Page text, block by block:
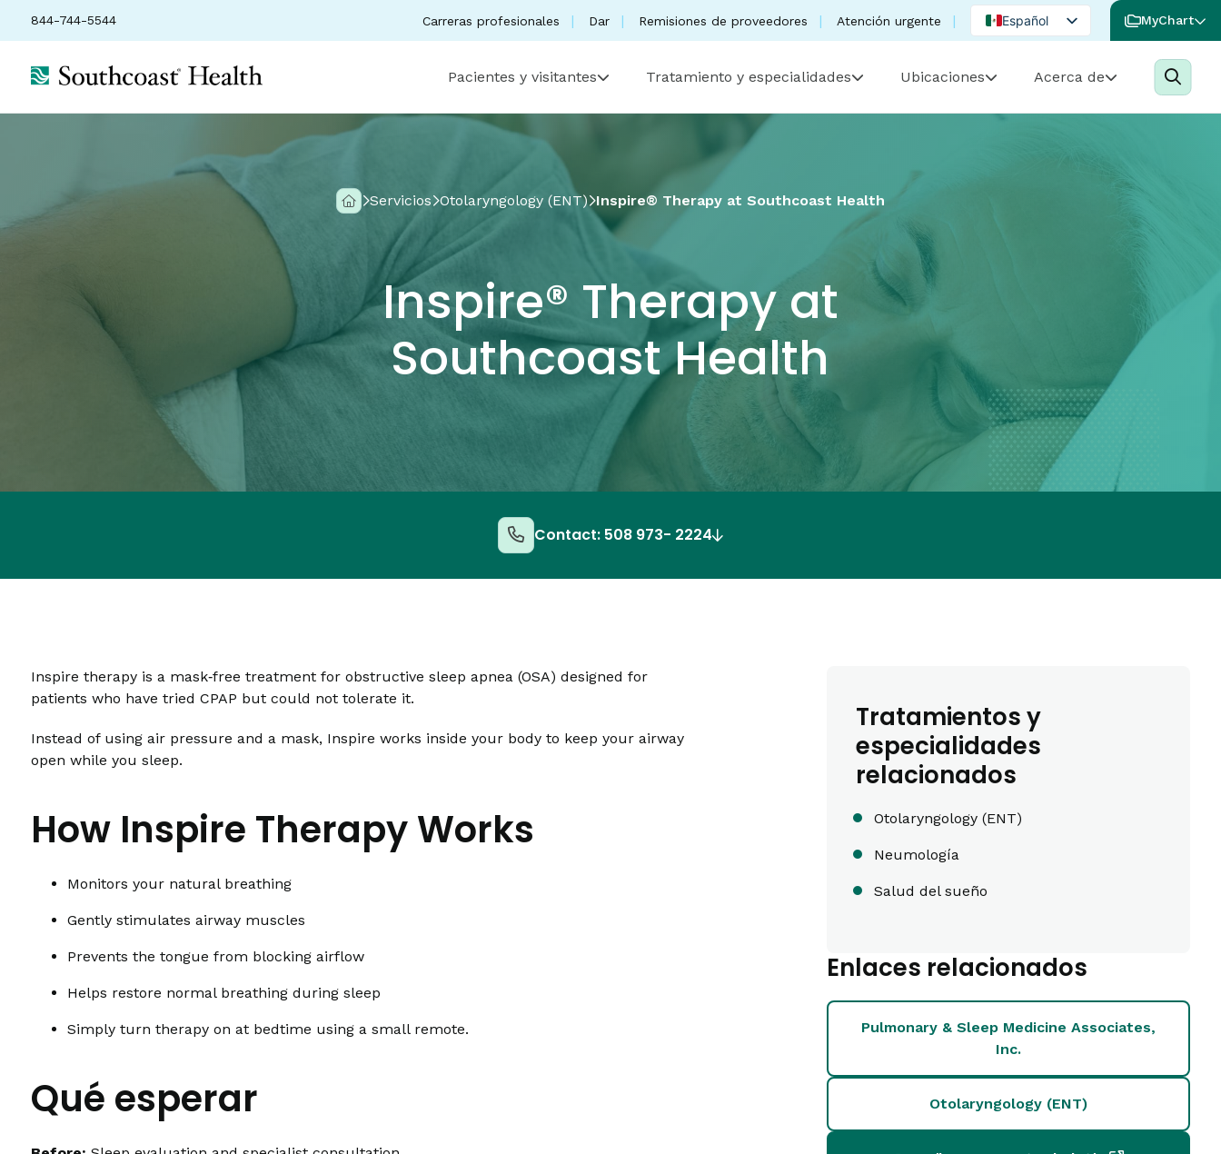
844-744-5544 Carreras profesionales Dar Remisiones de proveedores Atención urgente
Español
Portuguese
MyChart
Pacientes y visitantes Tratamiento y especialidades Ubicaciones Acerca de
Servicios Otolaryngology (ENT) Inspire® Therapy at Southcoast Health
Inspire® Therapy at
Southcoast Health
Contact: 508 973- 2224
Inspire therapy is a mask‑free treatment for obstructive sleep apnea (OSA) designed for
patients who have tried CPAP but could not tolerate it.
Instead of using air pressure and a mask, Inspire works inside your body to keep your airway
open while you sleep.
How Inspire Therapy Works
Monitors your natural breathing
Gently stimulates airway muscles
Prevents the tongue from blocking airflow
Helps restore normal breathing during sleep
Simply turn therapy on at bedtime using a small remote.
Qué esperar
Tratamientos y
especialidades
relacionados
Otolaryngology (ENT)
Neumología
Salud del sueño
Enlaces relacionados
Pulmonary & Sleep Medicine Associates,
Inc.
Otolaryngology (ENT)